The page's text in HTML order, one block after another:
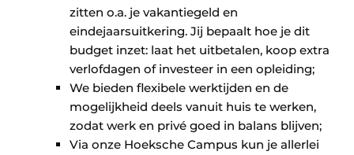
zitten o.a. je vakantiegeld en
eindejaarsuitkering. Jij bepaalt hoe je dit
budget inzet: laat het uitbetalen, koop extra
verlofdagen of investeer in een opleiding;
We bieden flexibele werktijden en de
mogelijkheid deels vanuit huis te werken,
zodat werk en privé goed in balans blijven;
Via onze Hoeksche Campus kun je allerlei